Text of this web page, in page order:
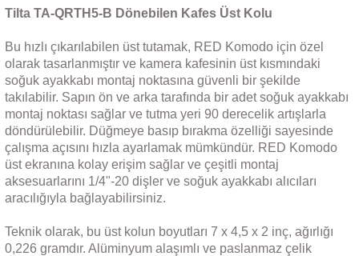
Tilta TA-QRTH5-B Dönebilen Kafes Üst Kolu
Bu hızlı çıkarılabilen üst tutamak, RED Komodo için özel
olarak tasarlanmıştır ve kamera kafesinin üst kısmındaki
soğuk ayakkabı montaj noktasına güvenli bir şekilde
takılabilir. Sapın ön ve arka tarafında bir adet soğuk ayakkabı
montaj noktası sağlar ve tutma yeri 90 derecelik artışlarla
döndürülebilir. Düğmeye basıp bırakma özelliği sayesinde
çalışma açısını hızla ayarlamak mümkündür. RED Komodo
üst ekranına kolay erişim sağlar ve çeşitli montaj
aksesuarlarını 1/4"-20 dişler ve soğuk ayakkabı alıcıları
aracılığıyla bağlayabilirsiniz.
Teknik olarak, bu üst kolun boyutları 7 x 4,5 x 2 inç, ağırlığı
0,226 gramdır. Alüminyum alaşımlı ve paslanmaz çelik